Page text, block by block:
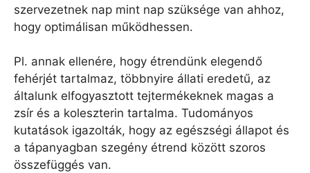
szervezetnek nap mint nap szüksége van ahhoz,
hogy optimálisan működhessen.
Pl. annak ellenére, hogy étrendünk elegendő
fehérjét tartalmaz, többnyire állati eredetű, az
általunk elfogyasztott tejtermékeknek magas a
zsír és a koleszterin tartalma. Tudományos
kutatások igazolták, hogy az egészségi állapot és
a tápanyagban szegény étrend között szoros
összefüggés van.